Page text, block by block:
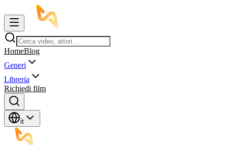
HomeBlog
Generi
Libreria
Richiedi film
it